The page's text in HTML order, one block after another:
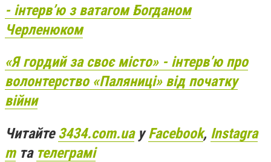
- інтервʼю з ватагом Богданом
Черленюком
«Я гордий за своє місто» - інтерв’ю про
волонтерство «Паляниці» від початку
війни
Читайте3434.com.uaуFacebook, Instagra
mта телеграмі